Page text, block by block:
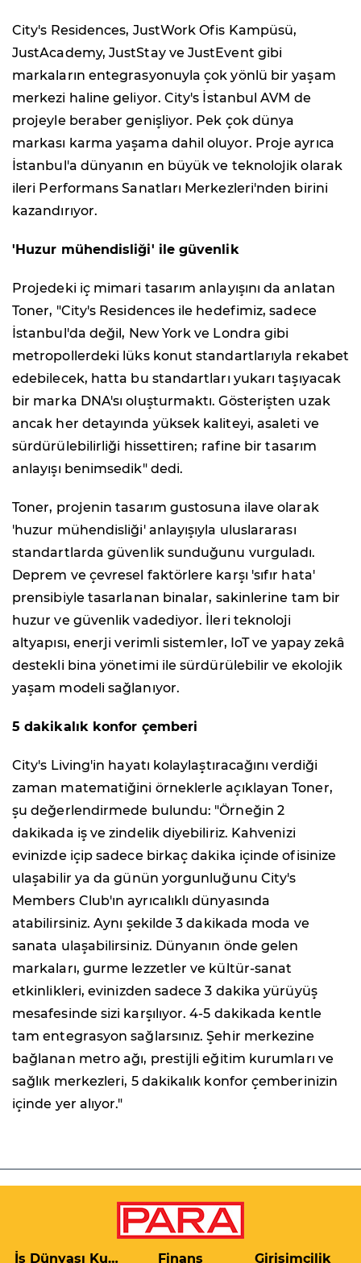
City's Residences, JustWork Ofis Kampüsü,
JustAcademy, JustStay ve JustEvent gibi
markaların entegrasyonuyla çok yönlü bir yaşam
merkezi haline geliyor. City's İstanbul AVM de
projeyle beraber genişliyor. Pek çok dünya
markası karma yaşama dahil oluyor. Proje ayrıca
İstanbul'a dünyanın en büyük ve teknolojik olarak
ileri Performans Sanatları Merkezleri'nden birini
kazandırıyor.
'Huzur mühendisliği' ile güvenlik
Projedeki iç mimari tasarım anlayışını da anlatan
Toner, "City's Residences ile hedefimiz, sadece
İstanbul'da değil, New York ve Londra gibi
metropollerdeki lüks konut standartlarıyla rekabet
edebilecek, hatta bu standartları yukarı taşıyacak
bir marka DNA'sı oluşturmaktı. Gösterişten uzak
ancak her detayında yüksek kaliteyi, asaleti ve
sürdürülebilirliği hissettiren; rafine bir tasarım
anlayışı benimsedik" dedi.
Toner, projenin tasarım gustosuna ilave olarak
'huzur mühendisliği' anlayışıyla uluslararası
standartlarda güvenlik sunduğunu vurguladı.
Deprem ve çevresel faktörlere karşı 'sıfır hata'
prensibiyle tasarlanan binalar, sakinlerine tam bir
huzur ve güvenlik vadediyor. İleri teknoloji
altyapısı, enerji verimli sistemler, IoT ve yapay zekâ
destekli bina yönetimi ile sürdürülebilir ve ekolojik
yaşam modeli sağlanıyor.
5 dakikalık konfor çemberi
City's Living'in hayatı kolaylaştıracağını verdiği
zaman matematiğini örneklerle açıklayan Toner,
şu değerlendirmede bulundu: "Örneğin 2
dakikada iş ve zindelik diyebiliriz. Kahvenizi
evinizde içip sadece birkaç dakika içinde ofisinize
ulaşabilir ya da günün yorgunluğunu City's
Members Club'ın ayrıcalıklı dünyasında
atabilirsiniz. Aynı şekilde 3 dakikada moda ve
sanata ulaşabilirsiniz. Dünyanın önde gelen
markaları, gurme lezzetler ve kültür-sanat
etkinlikleri, evinizden sadece 3 dakika yürüyüş
mesafesinde sizi karşılıyor. 4-5 dakikada kentle
tam entegrasyon sağlarsınız. Şehir merkezine
bağlanan metro ağı, prestijli eğitim kurumları ve
sağlık merkezleri, 5 dakikalık konfor çemberinizin
içinde yer alıyor."
İş Dünyası Kulis Finans Girişimcilik